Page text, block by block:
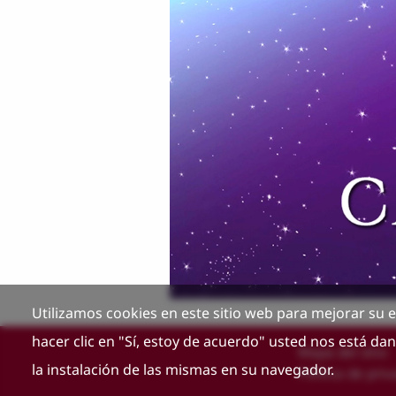
Mapa del sitio
Política de
Utilizamos cookies en este sitio web para mejorar su
hacer clic en "Sí, estoy de acuerdo" usted nos está
la instalación de las mismas en su navegador.